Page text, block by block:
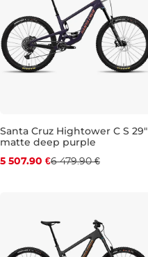
Zľava -15 %
Darček
Santa Cruz Hightower C S 29"
matte deep purple
5 507.90 €6 479.90 €